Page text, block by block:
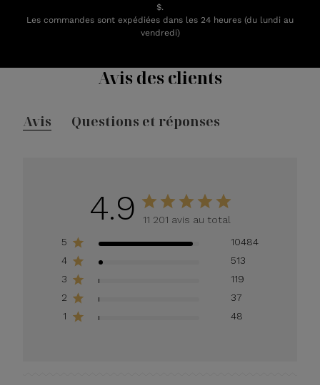
$.
Les commandes sont expédiées dans les 24 heures (du lundi au
vendredi)
Avis des clients
Avis Questions et réponses
4.9
11 201 avis au total
5
10484
4
513
3
119
2
37
1
48